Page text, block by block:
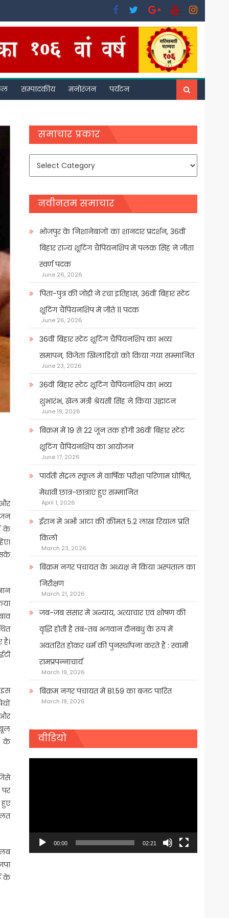
सम्पादकीय मनोरंजन पर्यटन
और
के
हैं।
के
के
समाचार प्रकार
समाचार
नवीनतम समाचार
भोजपुर के निशानेबाजों का शानदार प्रदर्शन, 36वीं
बिहार राज्य शूटिंग चैंपियनशिप में पलक सिंह ने जीता
स्वर्ण पदक
June 26, 2026
पिता-पुत्र की जोड़ी ने रचा इतिहास, 36वीं बिहार स्टेट
शूटिंग चैंपियनशिप में जीते 11 पदक
June 26, 2026
36वीं बिहार स्टेट शूटिंग चैंपियनशिप का भव्य
समापन, विजेता खिलाडिय़ों को किया गया सम्मानित
June 23, 2026
36वीं बिहार स्टेट शूटिंग चैंपियनशिप का भव्य
शुभारंभ, खेल मंत्री श्रेयसी सिंह ने किया उद्घाटन
June 19, 2026
बिक्रम में 19 से 22 जून तक होगी 36वीं बिहार स्टेट
शूटिंग चैंपियनशिप का आयोजन
June 17, 2026
पार्वती सेंट्रल स्कूल में वार्षिक परीक्षा परिणाम घोषित,
मेधावी छात्र-छात्राएं हुए सम्मानित
April 1, 2026
ईरान में अभी आटा की कीमत 5.2 लाख रियाल प्रति
किलो
March 23, 2026
बिक्रम नगर पंचायत के अध्यक्ष ने किया अस्पताल का
निरीक्षण
March 21, 2026
जब-जब संसार में अन्याय, अत्याचार एवं शोषण की
वृद्धि होती है तब-तब भगवान दीनबंधु के रूप में
अवतरित होकर धर्म की पुनर्स्थापना करते हैं : स्वामी
रामप्रपन्नाचार्य
March 19, 2026
बिक्रम नगर पंचायत में 81.59 का बजट पारित
March 19, 2026
वीडियो
00:00 02:21